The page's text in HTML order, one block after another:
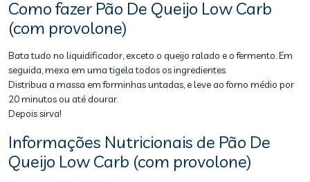
Como fazer Pão De Queijo Low Carb
(com provolone)
Bata tudo no liquidificador, exceto o queijo ralado e o fermento. Em
seguida, mexa em uma tigela todos os ingredientes.
Distribua a massa em forminhas untadas, e leve ao forno médio por
20 minutos ou até dourar.
Depois sirva!
Informações Nutricionais de Pão De
Queijo Low Carb (com provolone)